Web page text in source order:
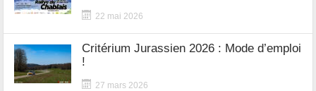
22 mai 2026
Critérium Jurassien 2026 : Mode d’emploi
!
27 mars 2026